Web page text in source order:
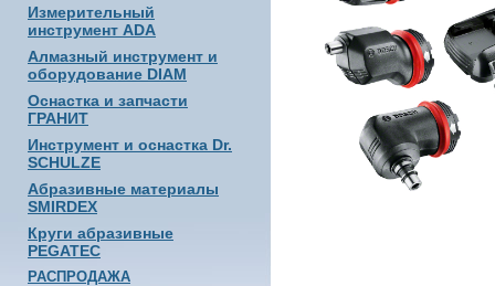
Измерительный
инструмент ADA
Алмазный инструмент и
оборудование DIAM
Оснастка и запчасти
ГРАНИТ
Инструмент и оснастка Dr.
SCHULZE
Абразивные материалы
SMIRDEX
Круги абразивные
PEGATEC
РАСПРОДАЖА